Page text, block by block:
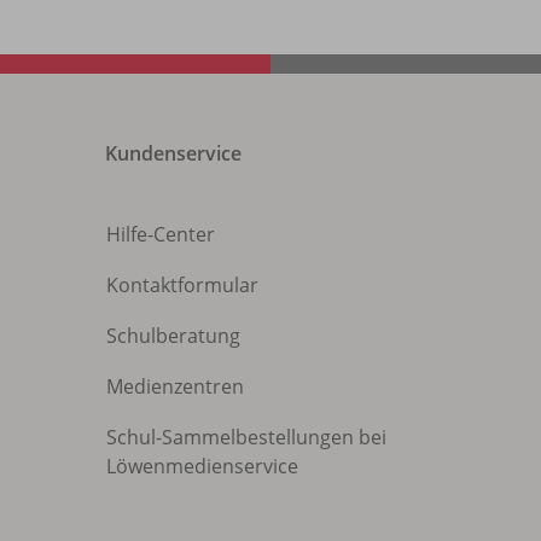
Kundenservice
Hilfe-Center
Kontaktformular
Schulberatung
Medienzentren
Schul-Sammelbestellungen bei
Löwenmedienservice